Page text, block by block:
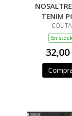
TENIM
COLITA
En stock